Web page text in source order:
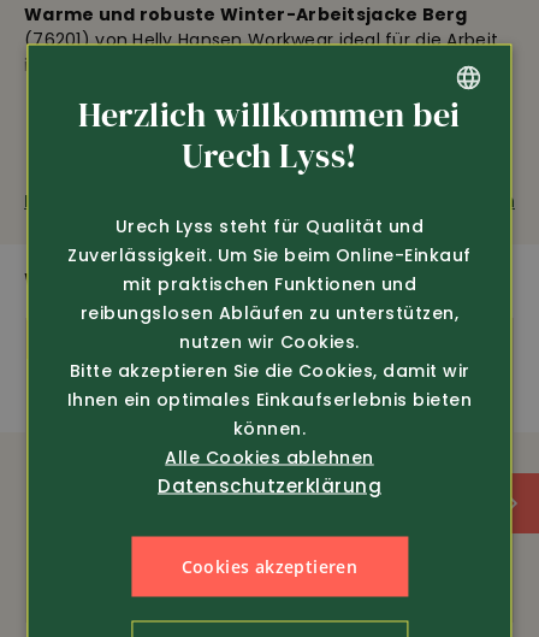
Warme und robuste Winter-Arbeitsjacke Berg
(76201) von Helly Hansen Workwear ideal für die Arbeit
im Freiem auch bei kalten Temperaturen • wind- und
wasserabweisend, ohne Schulternähte für verbesserte
Wasserfestigkeit • angenehm weiche Krageninnenseite
• verstellbare und abnehmbare Kapuze •
reflektierende Details• gedeckter
Frontreissverschluss mit Kinnschutz • 2 Brusttaschen
mit Reissverschluss • 2 seitliche Taschen mit
Reissverschluss • verstellbarer Bund- und
Ärmelabschluss • Winter-Arbeitsjacke Berg von Helly
Hansen Workwear, Material aussen: 100% Polyester
(197g/m²) , Material Füllung: 100% Polyester (160g/m²
Körper, 120 g/m² Ärmel)
Atmungsaktiv Wasserabweisend
Sehr robust
Fragen zum Produkt Weiterempfehlen
WEITERE SPANNENDE PRODUKTE
Herzlich willkommen bei
Urech Lyss!
Urech Lyss steht für Qualität und
Zuverlässigkeit. Um Sie beim Online-Einkauf
mit praktischen Funktionen und
reibungslosen Abläufen zu unterstützen,
nutzen wir Cookies.
Bitte akzeptieren Sie die Cookies, damit wir
Ihnen ein optimales Einkaufserlebnis bieten
können.
Alle Cookies ablehnen
Datenschutzerklärung
Cookies akzeptieren